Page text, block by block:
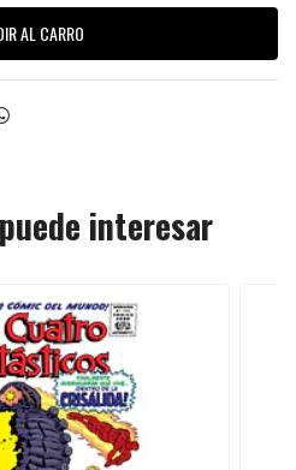
interesar